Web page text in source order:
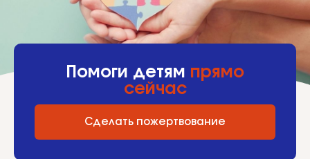
Помоги детям прямо
сейчас
Сделать пожертвование